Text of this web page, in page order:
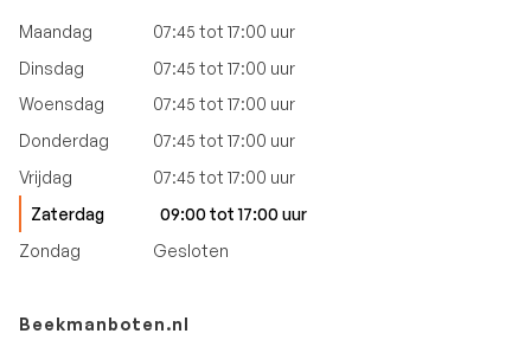
Maandag
07:45 tot 17:00 uur
Dinsdag
07:45 tot 17:00 uur
Woensdag
07:45 tot 17:00 uur
Donderdag
07:45 tot 17:00 uur
Vrijdag
07:45 tot 17:00 uur
Zaterdag
09:00 tot 17:00 uur
Zondag
Gesloten
Beekmanboten.nl